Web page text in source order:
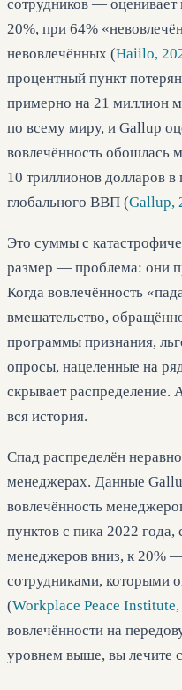
сотрудников — оценивает
20%, при 64%
невовлечённых (Haiilo,
процентный пункт
примерно на 21 миллион
по всему миру, и Gallup
вовлечённость обошлась
10 триллионов долларов
глобального ВВП (Gallup,
Это суммы с
размер — проблема: они
Когда вовлечённость
вмешательство,
программы признания,
опросы, нацеленные на
скрывает распределение.
вся история.
Спад распределён
менеджерах. Данные
вовлечённость
пунктов с пика 2022 года,
менеджеров вниз, к 20%
сотрудниками, которыми
(Workplace Peace
вовлечённости на
уровнем выше, вы лечите